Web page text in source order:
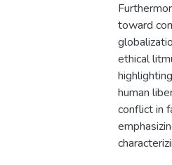
toward
ethical
human
conflict in